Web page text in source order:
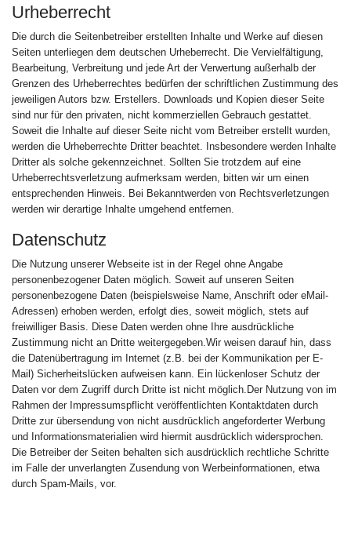
Urheberrecht
Die durch die Seitenbetreiber erstellten Inhalte und Werke auf diesen
Seiten unterliegen dem deutschen Urheberrecht. Die Vervielfältigung,
Bearbeitung, Verbreitung und jede Art der Verwertung außerhalb der
Grenzen des Urheberrechtes bedürfen der schriftlichen Zustimmung des
jeweiligen Autors bzw. Erstellers. Downloads und Kopien dieser Seite
sind nur für den privaten, nicht kommerziellen Gebrauch gestattet.
Soweit die Inhalte auf dieser Seite nicht vom Betreiber erstellt wurden,
werden die Urheberrechte Dritter beachtet. Insbesondere werden Inhalte
Dritter als solche gekennzeichnet. Sollten Sie trotzdem auf eine
Urheberrechtsverletzung aufmerksam werden, bitten wir um einen
entsprechenden Hinweis. Bei Bekanntwerden von Rechtsverletzungen
werden wir derartige Inhalte umgehend entfernen.
Datenschutz
Die Nutzung unserer Webseite ist in der Regel ohne Angabe
personenbezogener Daten möglich. Soweit auf unseren Seiten
personenbezogene Daten (beispielsweise Name, Anschrift oder eMail-
Adressen) erhoben werden, erfolgt dies, soweit möglich, stets auf
freiwilliger Basis. Diese Daten werden ohne Ihre ausdrückliche
Zustimmung nicht an Dritte weitergegeben.Wir weisen darauf hin, dass
die Datenübertragung im Internet (z.B. bei der Kommunikation per E-
Mail) Sicherheitslücken aufweisen kann. Ein lückenloser Schutz der
Daten vor dem Zugriff durch Dritte ist nicht möglich.Der Nutzung von im
Rahmen der Impressumspflicht veröffentlichten Kontaktdaten durch
Dritte zur übersendung von nicht ausdrücklich angeforderter Werbung
und Informationsmaterialien wird hiermit ausdrücklich widersprochen.
Die Betreiber der Seiten behalten sich ausdrücklich rechtliche Schritte
im Falle der unverlangten Zusendung von Werbeinformationen, etwa
durch Spam-Mails, vor.